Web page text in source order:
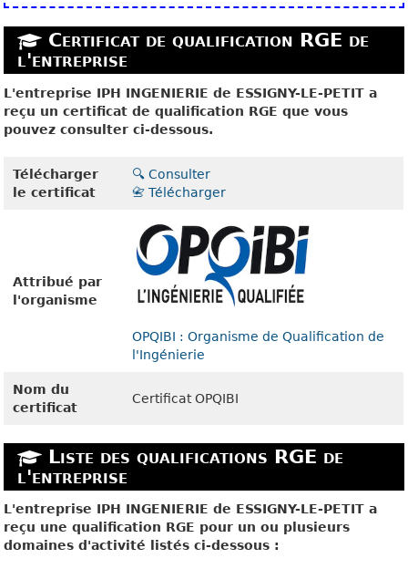
Certificat de qualification RGE de
l'entreprise
L'entreprise IPH INGENIERIE de ESSIGNY-LE-PETIT a
reçu un certificat de qualification RGE que vous
pouvez consulter ci-dessous.
Télécharger
le certificat
🔍 Consulter
📇 Télécharger
Attribué par
l'organisme
OPQIBI : Organisme de Qualification de
l'Ingénierie
Nom du
certificat
Certificat OPQIBI
Liste des qualifications RGE de
l'entreprise
L'entreprise IPH INGENIERIE de ESSIGNY-LE-PETIT a
reçu une qualification RGE pour un ou plusieurs
domaines d'activité listés ci-dessous :